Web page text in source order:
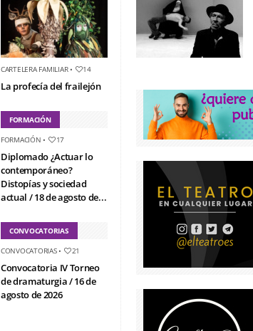
CARTELERA FAMILIAR• 14
La profecía del frailejón
FORMACIÓN
FORMACIÓN • 17
Diplomado ¿Actuar lo
contemporáneo?
Distopías y sociedad
actual / 18 de agosto de...
CONVOCATORIAS
CONVOCATORIAS• 21
Convocatoria IV Torneo
de dramaturgia / 16 de
agosto de 2026